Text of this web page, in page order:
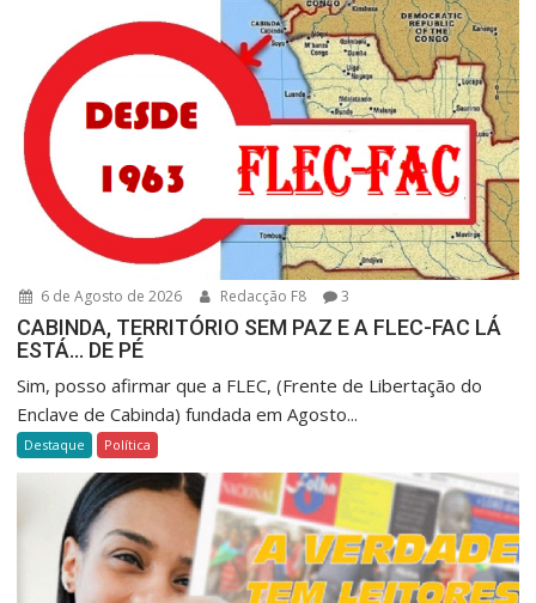
6 de Agosto de 2026 Redacção F8 3
CABINDA, TERRITÓRIO SEM PAZ E A FLEC-FAC LÁ
ESTÁ… DE PÉ
Sim, posso afirmar que a FLEC, (Frente de Libertação do
Enclave de Cabinda) fundada em Agosto...
Destaque Política